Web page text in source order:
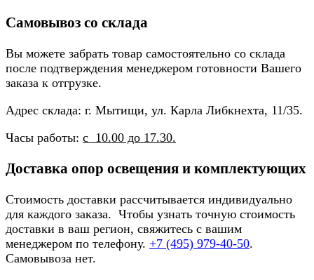
Самовывоз со склада
Вы можете забрать товар самостоятельно со склада
после подтверждения менеджером готовности Вашего
заказа к отгрузке.
Адрес склада: г. Мытищи, ул. Карла Либкнехта, 11/35.
Часы работы: с 10.00 до 17.30.
Доставка опор освещения и комплектующих
Стоимость доставки рассчитывается индивидуально
для каждого заказа. Чтобы узнать точную стоимость
доставки в ваш регион, свяжитесь с вашим
менеджером по телефону. +7 (495) 979-40-50.
Самовывоза нет.